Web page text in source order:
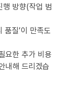
방향(작업 범
품질’이 만족도
요한 추가 비용
내해 드리겠습